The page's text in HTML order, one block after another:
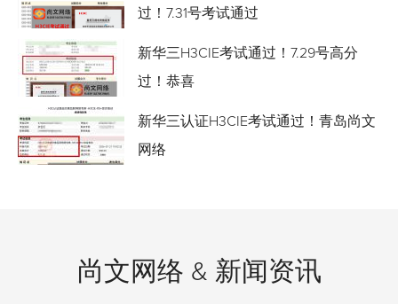
过！7.31号考试通过
新华三H3CIE考试通过！7.29号高分
过！恭喜
新华三认证H3CIE考试通过！青岛尚文
网络
尚文网络 & 新闻资讯